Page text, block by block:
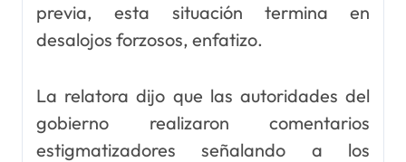
previa, esta situación termina en
desalojos forzosos, enfatizo.
La relatora dijo que las autoridades del
gobierno realizaron comentarios
estigmatizadores señalando a los